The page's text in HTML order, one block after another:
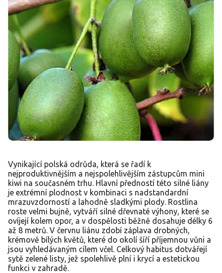
Vynikající polská odrůda, která se řadí k
nejproduktivnějším a nejspolehlivějším zástupcům mini
kiwi na současném trhu. Hlavní předností této silné liány
je extrémní plodnost v kombinaci s nadstandardní
mrazuvzdorností a lahodně sladkými plody. Rostlina
roste velmi bujně, vytváří silné dřevnaté výhony, které se
ovíjejí kolem opor, a v dospělosti běžně dosahuje délky 6
až 8 metrů. V červnu liánu zdobí záplava drobných,
krémově bílých květů, které do okolí šíří příjemnou vůni a
jsou vyhledávaným cílem včel. Celkový habitus dotvářejí
sytě zelené listy, jež spolehlivě plní i krycí a estetickou
funkci v zahradě.